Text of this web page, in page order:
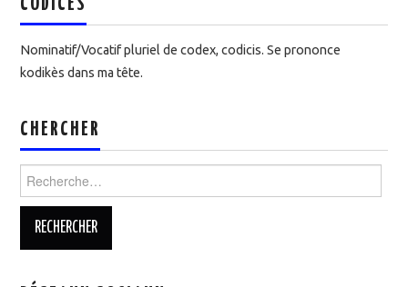
CODICES
Nominatif/Vocatif pluriel de codex, codicis. Se prononce
kodikès dans ma tête.
CHERCHER
Rechercher :